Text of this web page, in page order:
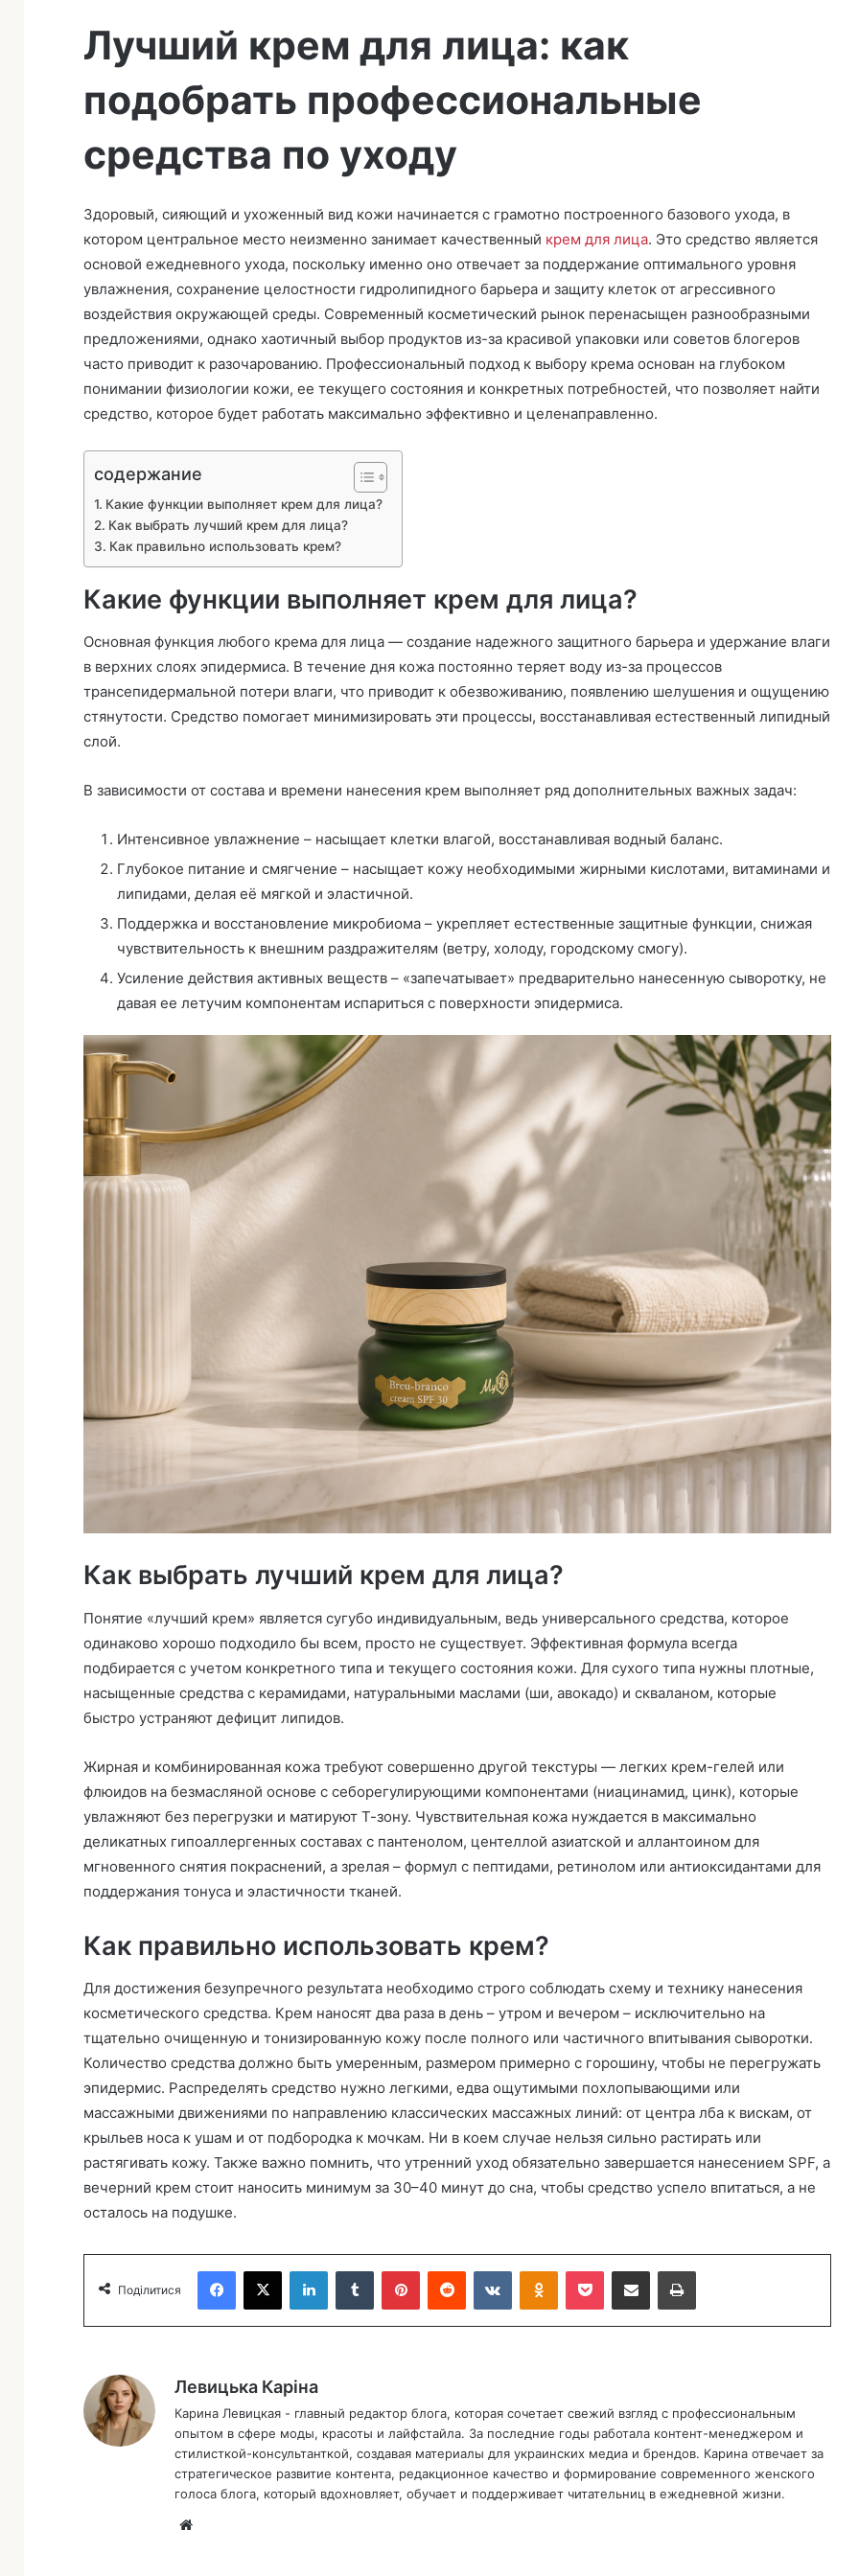
Лучший крем для лица: как
подобрать профессиональные
средства по уходу
Здоровый, сияющий и ухоженный вид кожи начинается с грамотно построенного базового ухода, в
котором центральное место неизменно занимает качественный крем для лица. Это средство является
основой ежедневного ухода, поскольку именно оно отвечает за поддержание оптимального уровня
увлажнения, сохранение целостности гидролипидного барьера и защиту клеток от агрессивного
воздействия окружающей среды. Современный косметический рынок перенасыщен разнообразными
предложениями, однако хаотичный выбор продуктов из-за красивой упаковки или советов блогеров
часто приводит к разочарованию. Профессиональный подход к выбору крема основан на глубоком
понимании физиологии кожи, ее текущего состояния и конкретных потребностей, что позволяет найти
средство, которое будет работать максимально эффективно и целенаправленно.
содержание
Какие функции выполняет крем для лица?
Как выбрать лучший крем для лица?
Как правильно использовать крем?
Какие функции выполняет крем для лица?
Основная функция любого крема для лица — создание надежного защитного барьера и удержание влаги
в верхних слоях эпидермиса. В течение дня кожа постоянно теряет воду из-за процессов
трансепидермальной потери влаги, что приводит к обезвоживанию, появлению шелушения и ощущению
стянутости. Средство помогает минимизировать эти процессы, восстанавливая естественный липидный
слой.
В зависимости от состава и времени нанесения крем выполняет ряд дополнительных важных задач:
Интенсивное увлажнение – насыщает клетки влагой, восстанавливая водный баланс.
Глубокое питание и смягчение – насыщает кожу необходимыми жирными кислотами, витаминами и
липидами, делая её мягкой и эластичной.
Поддержка и восстановление микробиома – укрепляет естественные защитные функции, снижая
чувствительность к внешним раздражителям (ветру, холоду, городскому смогу).
Усиление действия активных веществ – «запечатывает» предварительно нанесенную сыворотку, не
давая ее летучим компонентам испариться с поверхности эпидермиса.
Как выбрать лучший крем для лица?
Понятие «лучший крем» является сугубо индивидуальным, ведь универсального средства, которое
одинаково хорошо подходило бы всем, просто не существует. Эффективная формула всегда
подбирается с учетом конкретного типа и текущего состояния кожи. Для сухого типа нужны плотные,
насыщенные средства с керамидами, натуральными маслами (ши, авокадо) и скваланом, которые
быстро устраняют дефицит липидов.
Жирная и комбинированная кожа требуют совершенно другой текстуры — легких крем-гелей или
флюидов на безмасляной основе с себорегулирующими компонентами (ниацинамид, цинк), которые
увлажняют без перегрузки и матируют Т-зону. Чувствительная кожа нуждается в максимально
деликатных гипоаллергенных составах с пантенолом, центеллой азиатской и аллантоином для
мгновенного снятия покраснений, а зрелая – формул с пептидами, ретинолом или антиоксидантами для
поддержания тонуса и эластичности тканей.
Как правильно использовать крем?
Для достижения безупречного результата необходимо строго соблюдать схему и технику нанесения
косметического средства. Крем наносят два раза в день – утром и вечером – исключительно на
тщательно очищенную и тонизированную кожу после полного или частичного впитывания сыворотки.
Количество средства должно быть умеренным, размером примерно с горошину, чтобы не перегружать
эпидермис. Распределять средство нужно легкими, едва ощутимыми похлопывающими или
массажными движениями по направлению классических массажных линий: от центра лба к вискам, от
крыльев носа к ушам и от подбородка к мочкам. Ни в коем случае нельзя сильно растирать или
растягивать кожу. Также важно помнить, что утренний уход обязательно завершается нанесением SPF, а
вечерний крем стоит наносить минимум за 30–40 минут до сна, чтобы средство успело впитаться, а не
осталось на подушке.
Поділитися
Левицька Каріна
Карина Левицкая - главный редактор блога, которая сочетает свежий взгляд с профессиональным
опытом в сфере моды, красоты и лайфстайла. За последние годы работала контент-менеджером и
стилисткой-консультанткой, создавая материалы для украинских медиа и брендов. Карина отвечает за
стратегическое развитие контента, редакционное качество и формирование современного женского
голоса блога, который вдохновляет, обучает и поддерживает читательниц в ежедневной жизни.